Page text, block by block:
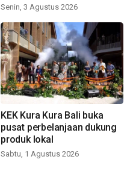
Senin, 3 Agustus 2026
KEK Kura Kura Bali buka
pusat perbelanjaan dukung
produk lokal
Sabtu, 1 Agustus 2026